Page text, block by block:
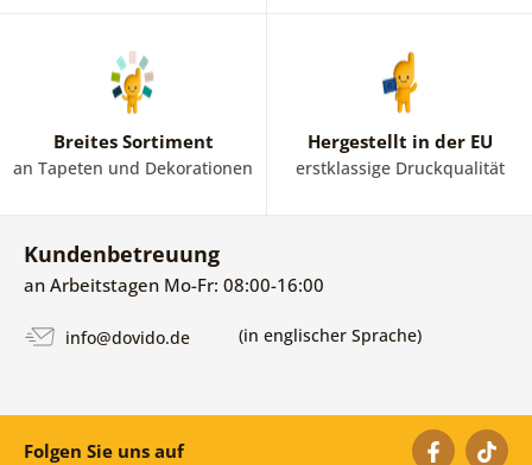
Breites Sortiment
an Tapeten und Dekorationen
Hergestellt in der EU
erstklassige Druckqualität
Kundenbetreuung
an Arbeitstagen Mo-Fr: 08:00-16:00
info@dovido.de (in englischer Sprache)
Folgen Sie uns auf